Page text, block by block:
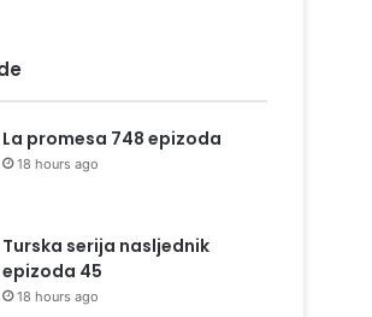
La promesa 748 epizoda
18 hours ago
Turska serija nasljednik
epizoda 45
18 hours ago